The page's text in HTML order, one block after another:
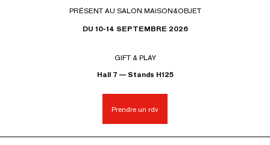
PRÉSENT AU SALON MAISON&OBJET
DU 10-14 SEPTEMBRE 2026
GIFT & PLAY
Hall 7 — Stands H125
Prendre un rdv